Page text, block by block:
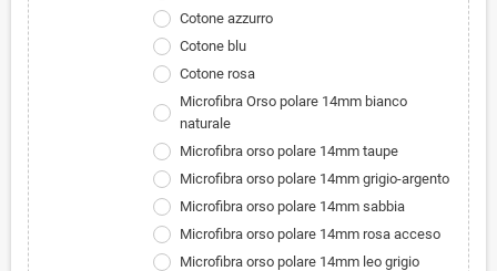
Cotone azzurro
Cotone blu
Cotone rosa
Microfibra Orso polare 14mm bianco
naturale
Microfibra orso polare 14mm taupe
Microfibra orso polare 14mm grigio-argento
Microfibra orso polare 14mm sabbia
Microfibra orso polare 14mm rosa acceso
Microfibra orso polare 14mm leo grigio